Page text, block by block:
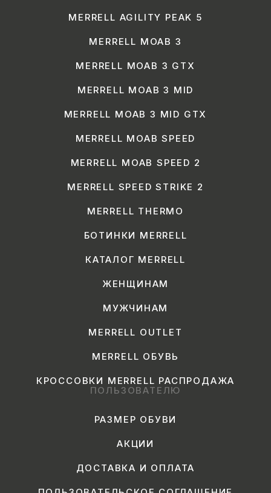
MERRELL AGILITY PEAK 5
MERRELL MOAB 3
MERRELL MOAB 3 GTX
MERRELL MOAB 3 MID
MERRELL MOAB 3 MID GTX
MERRELL MOAB SPEED
MERRELL MOAB SPEED 2
MERRELL SPEED STRIKE 2
MERRELL THERMO
БОТИНКИ MERRELL
КАТАЛОГ MERRELL
ЖЕНЩИНАМ
МУЖЧИНАМ
MERRELL OUTLET
MERRELL ОБУВЬ
КРОССОВКИ MERRELL РАСПРОДАЖА
ПОЛЬЗОВАТЕЛЮ
РАЗМЕР ОБУВИ
АКЦИИ
ДОСТАВКА И ОПЛАТА